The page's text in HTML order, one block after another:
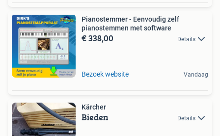
Pianostemmer - Eenvoudig zelf
pianostemmen met software
€ 338,00 Details
Bezoek website Vandaag
Kärcher
Bieden Details